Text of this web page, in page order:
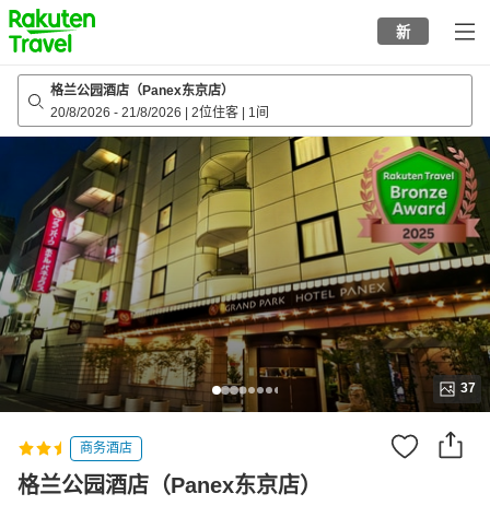
to
top
page
新
格兰公园酒店（Panex东京店）
20/8/2026 - 21/8/2026 2位住客 1间
37
商务酒店
格兰公园酒店（Panex东京店）